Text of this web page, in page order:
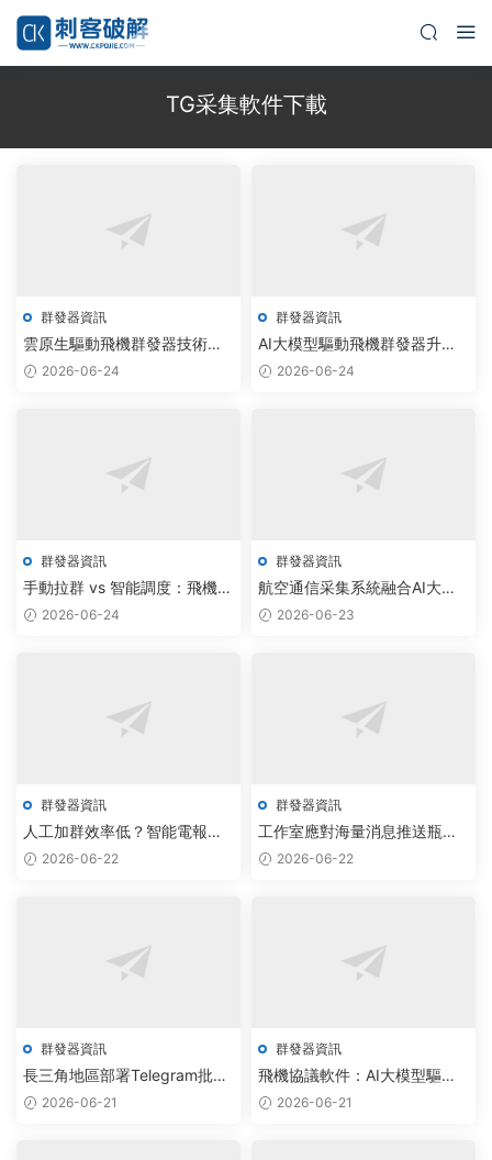
TG采集軟件下載
群發器資訊
雲原生驅動飛機群發器技術突
破，電報批量加群效率提升
2026-06-24
群發器資訊
AI大模型驅動飛機群發器升
級，企業批量消息發送效率提
2026-06-24
群發器資訊
手動拉群 vs 智能調度：飛機群
發器與電報機器人工作室賦能
2026-06-24
群發器資訊
航空通信采集系統融合AI大模
型，破解版源碼驅動智能群發
2026-06-23
群發器資訊
人工加群效率低？智能電報加
群源碼公司用AI大模型實現3倍
2026-06-22
群發器資訊
工作室應對海量消息推送瓶
頸，借飛機群發器與電報破解
2026-06-22
群發器資訊
長三角地區部署Telegram批量
加群系統，自動化營銷效率提
2026-06-21
群發器資訊
飛機協議軟件：AI大模型驅動
自動化決策，兼容性提升30%
2026-06-21